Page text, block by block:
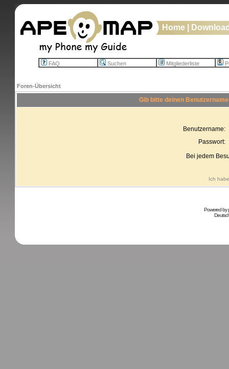
Home
FAQ Suchen Mitgliederliste
Foren-Übersicht
Gib bitte deinen
Benutzername:
Passwort:
Bei jedem
Ich
Powered by